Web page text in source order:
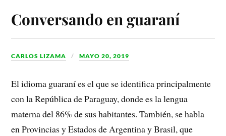
Conversando en guaraní
CARLOS LIZAMA MAYO 20, 2019
El idioma guaraní es el que se identifica principalmente
con la República de Paraguay, donde es la lengua
materna del 86% de sus habitantes. También, se habla
en Provincias y Estados de Argentina y Brasil, que